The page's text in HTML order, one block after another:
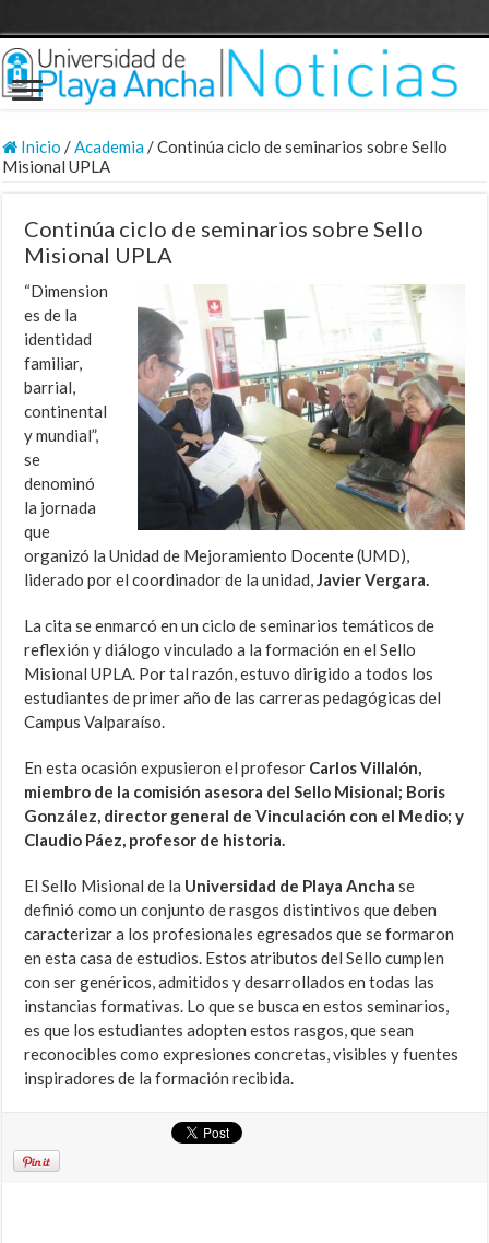
Inicio /Academia/Continúa ciclo de seminarios sobre Sello
Misional UPLA
Continúa ciclo de seminarios sobre Sello
Misional UPLA
“Dimension
es de la
identidad
familiar,
barrial,
continental
y mundial”,
se
denominó
la jornada
que
organizó la Unidad de Mejoramiento Docente (UMD),
liderado por el coordinador de la unidad,Javier Vergara.
La cita se enmarcó en un ciclo de seminarios temáticos de
reflexión y diálogo vinculado a la formación en el Sello
Misional UPLA. Por tal razón, estuvo dirigido a todos los
estudiantes de primer año de las carreras pedagógicas del
Campus Valparaíso.
En esta ocasión expusieron el profesor Carlos Villalón,
miembro de la comisión asesora del Sello Misional; Boris
González, director general de Vinculación con el Medio; y
Claudio Páez, profesor de historia.
El Sello Misional de la Universidad de Playa Ancha se
definió como un conjunto de rasgos distintivos que deben
caracterizar a los profesionales egresados que se formaron
en esta casa de estudios. Estos atributos del Sello cumplen
con ser genéricos, admitidos y desarrollados en todas las
instancias formativas. Lo que se busca en estos seminarios,
es que los estudiantes adopten estos rasgos, que sean
reconocibles como expresiones concretas, visibles y fuentes
inspiradores de la formación recibida.